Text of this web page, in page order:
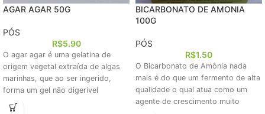
AGAR AGAR 50G
PÓS
R$5.90
O agar agar é uma gelatina de
origem vegetal extraída de algas
marinhas, que ao ser ingerido,
forma um gel não digerível
BICARBONATO DE AMONIA
100G
PÓS
R$1.50
O Bicarbonato de Amônia nada
mais é do que um fermento de alta
qualidade o qual atua como um
agente de crescimento muito